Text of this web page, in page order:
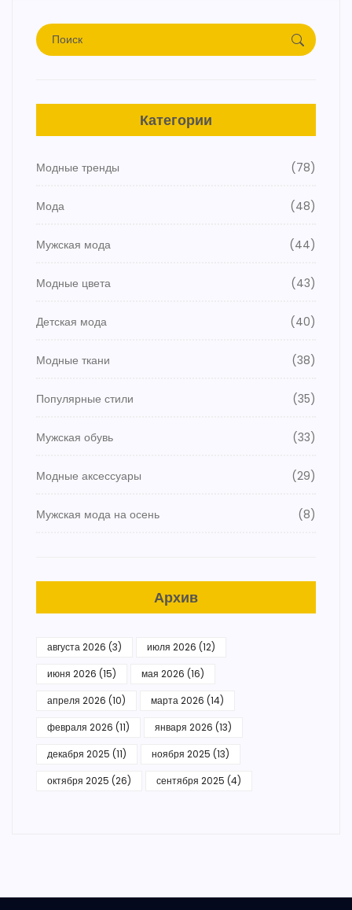
Категории
Модные тренды (78)
Мода (48)
Мужская мода (44)
Модные цвета (43)
Детская мода (40)
Модные ткани (38)
Популярные стили (35)
Мужская обувь (33)
Модные аксессуары (29)
Мужская мода на осень (8)
Архив
августа 2026 (3) июля 2026 (12)
июня 2026 (15) мая 2026 (16)
апреля 2026 (10) марта 2026 (14)
февраля 2026 (11) января 2026 (13)
декабря 2025 (11) ноября 2025 (13)
октября 2025 (26) сентября 2025 (4)